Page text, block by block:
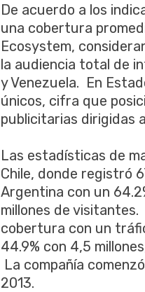
De acuerdo a los
una cobertura
Ecosystem,
la audiencia total de
y Venezuela. En
únicos, cifra que
publicitarias dirigidas
Las estadísticas de
Chile, donde registró
Argentina con un
millones de
cobertura con un
44.9% con 4,5
La compañía
2013.